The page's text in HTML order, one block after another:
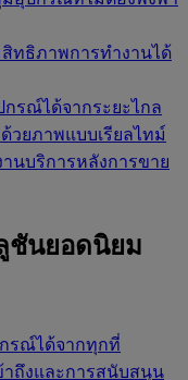
สิทธิภาพการทำงานได้
กรณ์ได้จากระยะไกล
วยภาพแบบเรียลไทม์
นบริการหลังการขาย
ชันยอดนิยม
กรณ์ได้จากทุกที่
าถึงและการสนับสนุน